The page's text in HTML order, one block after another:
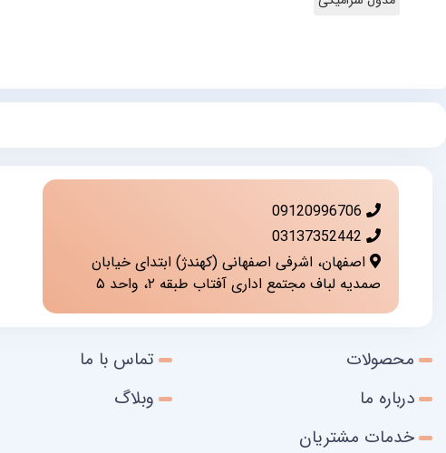
09120996706
03137352442
اصفهان، اشرفی اصفهانی (کهندژ) ابتدای خیابان
صمدیه لباف مجتمع اداری آفتاب طبقه ۲، واحد ۵
محصولات
تماس با ما
درباره ما
وبلاگ
خدمات مشتریان